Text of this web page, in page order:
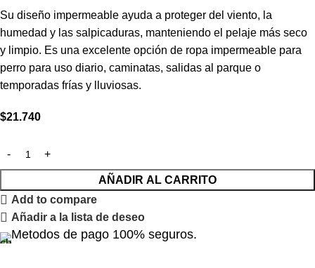
Su diseño impermeable ayuda a proteger del viento, la
humedad y las salpicaduras, manteniendo el pelaje más seco
y limpio. Es una excelente opción de ropa impermeable para
perro para uso diario, caminatas, salidas al parque o
temporadas frías y lluviosas.
$21.740
AÑADIR AL CARRITO
Add to compare
Añadir a la lista de deseo
Metodos de pago 100% seguros.